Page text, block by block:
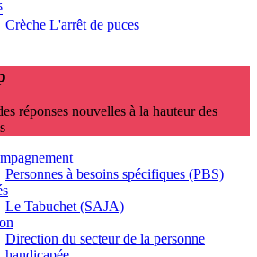
Crèche L'arrêt de puces
réponses nouvelles à la hauteur des
Personnes à besoins spécifiques (PBS)
Le Tabuchet (SAJA)
Direction du secteur de la personne